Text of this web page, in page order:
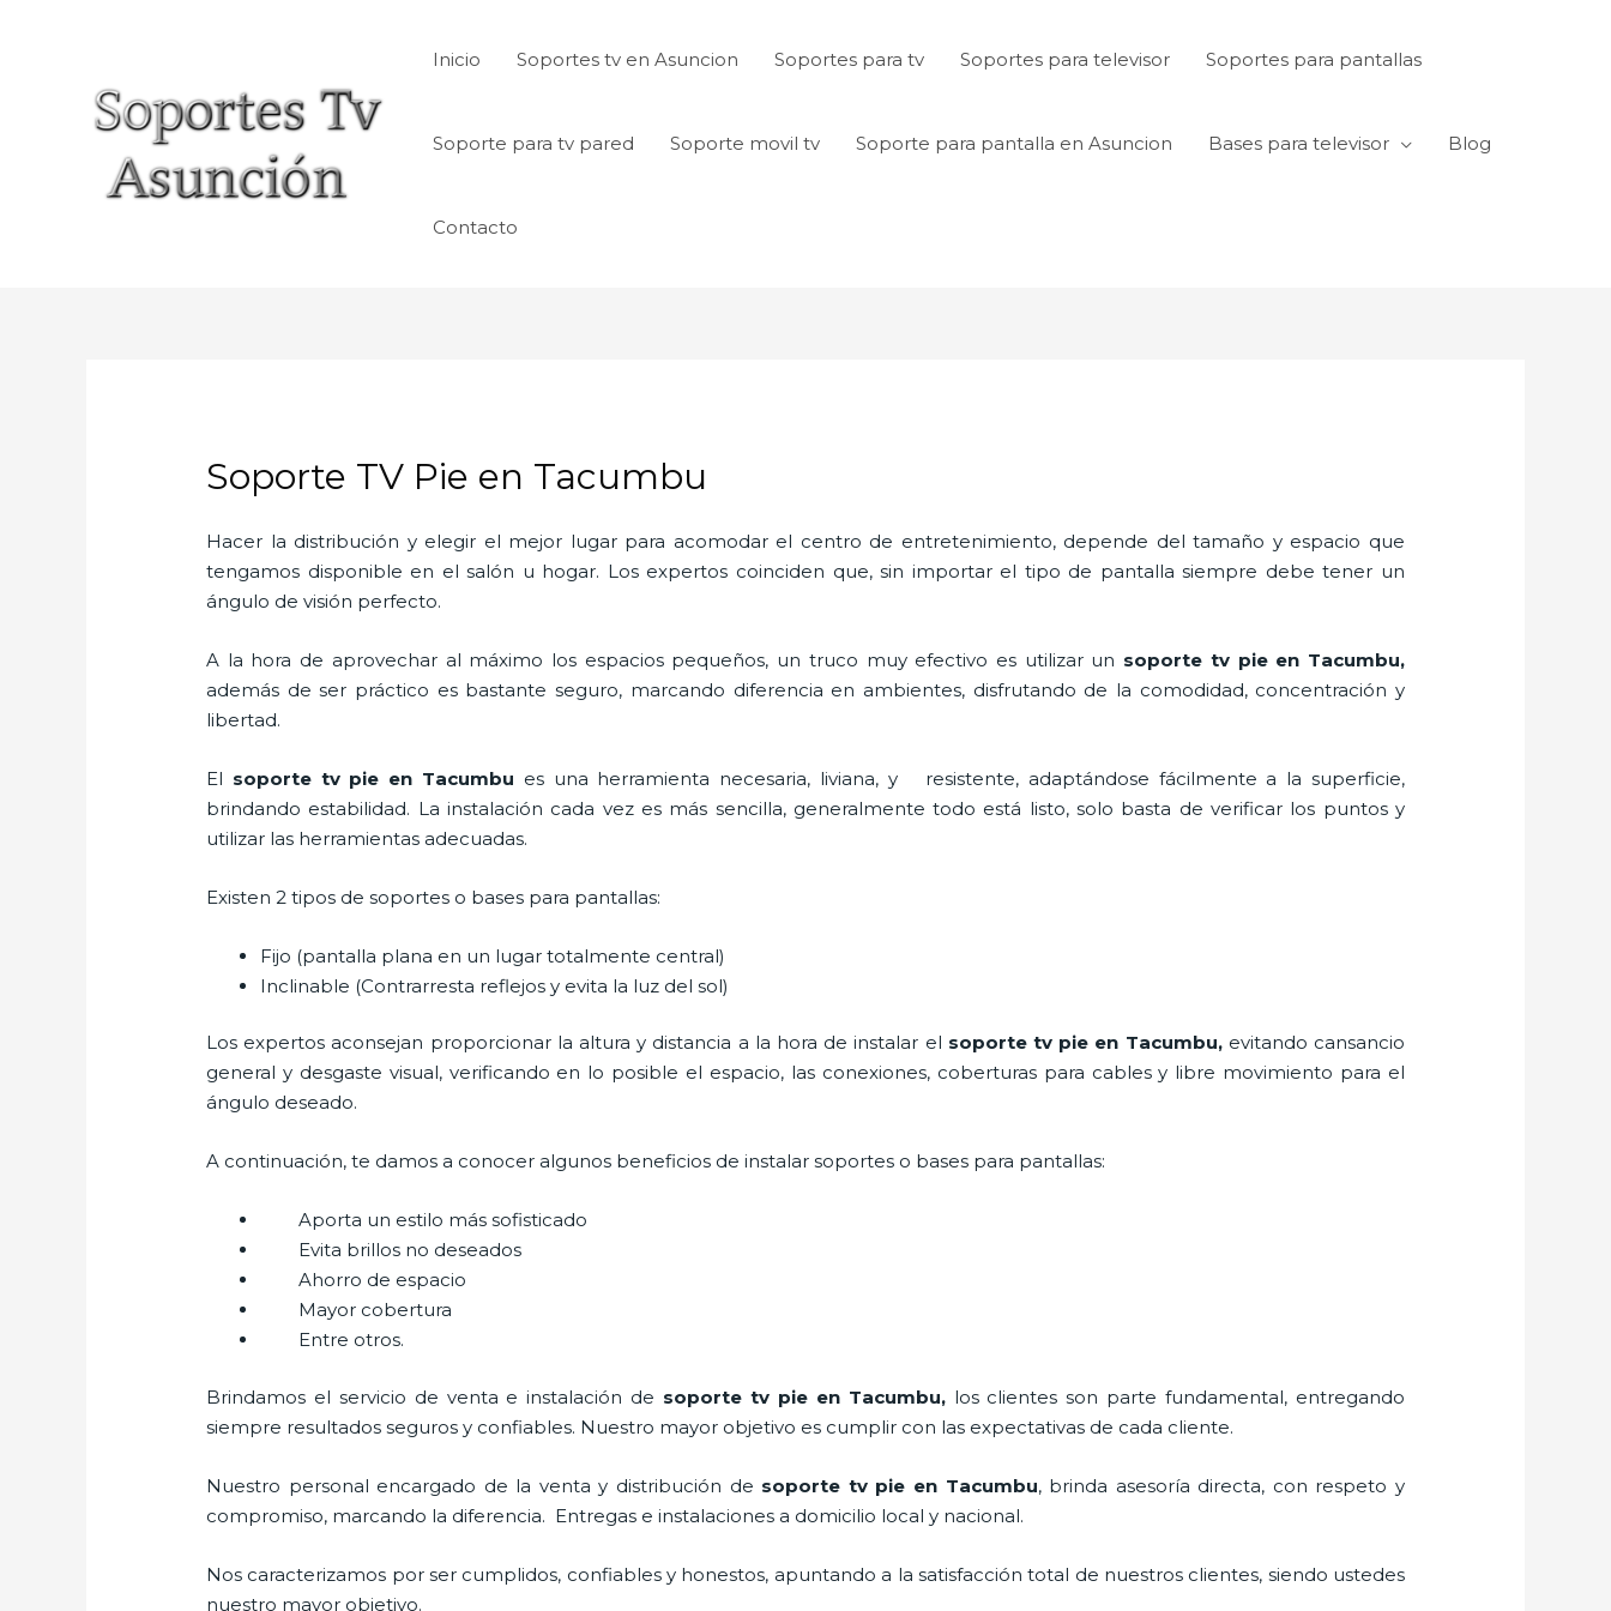
Inicio Soportes tv en Asuncion Soportes para tv Soportes para televisor Soportes para pantallas
Soporte para tv pared Soporte movil tv Soporte para pantalla en Asuncion Bases para televisor Blog
Contacto
Soporte TV Pie en Tacumbu
Hacer la distribución y elegir el mejor lugar para acomodar el centro de entretenimiento, depende del tamaño y espacio que
tengamos disponible en el salón u hogar. Los expertos coinciden que, sin importar el tipo de pantalla siempre debe tener un
ángulo de visión perfecto.
A la hora de aprovechar al máximo los espacios pequeños, un truco muy efectivo es utilizar un soporte tv pie en Tacumbu,
además de ser práctico es bastante seguro, marcando diferencia en ambientes, disfrutando de la comodidad, concentración y
libertad.
El soporte tv pie en Tacumbu es una herramienta necesaria, liviana, y resistente, adaptándose fácilmente a la superficie,
brindando estabilidad. La instalación cada vez es más sencilla, generalmente todo está listo, solo basta de verificar los puntos y
utilizar las herramientas adecuadas.
Existen 2 tipos de soportes o bases para pantallas:
Fijo (pantalla plana en un lugar totalmente central)
Inclinable (Contrarresta reflejos y evita la luz del sol)
Los expertos aconsejan proporcionar la altura y distancia a la hora de instalar el soporte tv pie en Tacumbu, evitando cansancio
general y desgaste visual, verificando en lo posible el espacio, las conexiones, coberturas para cables y libre movimiento para el
ángulo deseado.
A continuación, te damos a conocer algunos beneficios de instalar soportes o bases para pantallas:
Aporta un estilo más sofisticado
Evita brillos no deseados
Ahorro de espacio
Mayor cobertura
Entre otros.
Brindamos el servicio de venta e instalación de soporte tv pieen Tacumbu, los clientes son parte fundamental, entregando
siempre resultados seguros y confiables. Nuestro mayor objetivo es cumplir con las expectativas de cada cliente.
Nuestro personal encargado de la venta y distribución de soporte tv pie en Tacumbu, brinda asesoría directa, con respeto y
compromiso, marcando la diferencia. Entregas e instalaciones a domicilio local y nacional.
Nos caracterizamos por ser cumplidos, confiables y honestos, apuntando a la satisfacción total de nuestros clientes, siendo ustedes
nuestro mayor objetivo.